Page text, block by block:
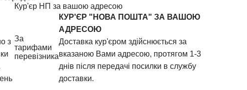
з
Кур'єр НП за вашою адресою
За
тарифами
перевізника
КУР'ЄР "НОВА ПОШТА" ЗА ВАШОЮ
АДРЕСОЮ
Доставка кур'єром здійснюється за
вказаною Вами адресою, протягом 1-3
днів після передачі посилки в службу
доставки.